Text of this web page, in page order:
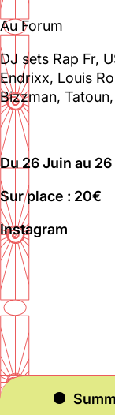
Ven : 17h -
Sam : 15h00 -
Dim : 15h00 -
Lun, Mar : Fermé
Du Mercredi au
Nous suivre
Au Forum
DJ sets Rap Fr,
Endrixx, Louis
Bizzman,
Du 26 Juin au
Sur place : 20€
Instagram